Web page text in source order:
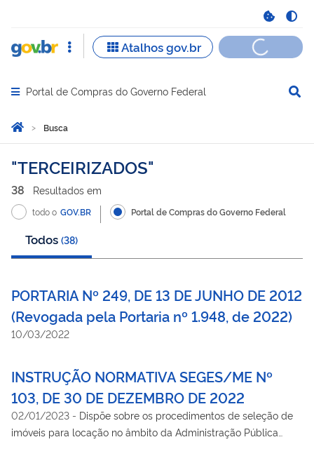
Abrir menu principal de navegação
Portal de Compras do Governo Federal
Você está aqui:
Página Inicial
Busca
Busca
TERCEIRIZADOS
38 Resultados em
todo o GOV.BR Portal de Compras do Governo Federal
Todos (38)
PORTARIA Nº 249, DE 13 DE JUNHO DE 2012
(Revogada pela Portaria nº 1.948, de 2022)
10/03/2022
INSTRUÇÃO NORMATIVA SEGES/ME Nº
103, DE 30 DE DEZEMBRO DE 2022
02/01/2023 - Dispõe sobre os procedimentos de seleção de
imóveis para locação no âmbito da Administração Pública